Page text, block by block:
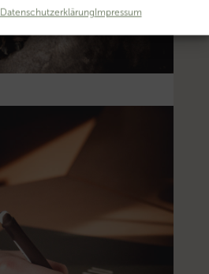
DatenschutzerklärungImpressum